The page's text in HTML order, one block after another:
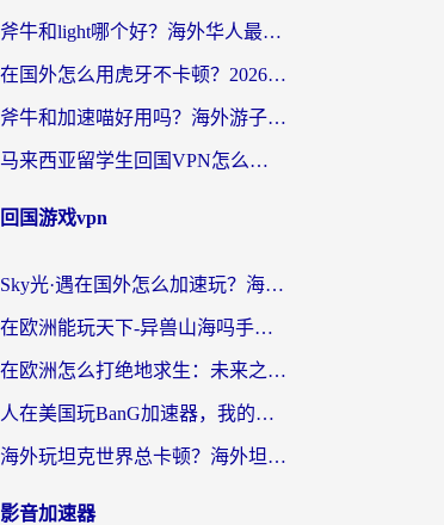
斧牛和light哪个好？海外华人最关心的回国加速器选择难题，一篇讲透
在国外怎么用虎牙不卡顿？2026海外华人亲测有效的回国加速器选择指南
斧牛和加速喵好用吗？海外游子的真实选择困境
马来西亚留学生回国VPN怎么选？3个避坑点+1款实测好用的加速器推荐
回国游戏vpn
Sky光·遇在国外怎么加速玩？海外党亲测有效的国服游戏加速指南
在欧洲能玩天下-异兽山海吗手游？海外玩家的加速器生存指南
在欧洲怎么打绝地求生：未来之役不卡？留学生亲测的加速器避坑指南
人在美国玩BanG加速器，我的延迟终于绿了
海外玩坦克世界总卡顿？海外坦克世界加速器有哪些？实测好用的选择在这里
影音加速器